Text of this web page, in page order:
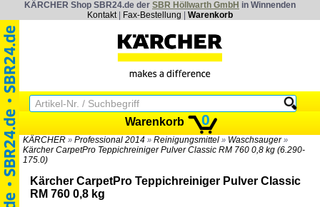
KÄRCHER Shop SBR24.de der SBR Höllwarth GmbH in Winnenden
Kontakt| Fax-Bestellung Warenkorb
Warenkorb 0
KÄRCHER » Professional 2014 » Reinigungsmittel » Waschsauger»
Kärcher CarpetPro Teppichreiniger Pulver Classic RM 760 0,8 kg (6.290-
175.0)
Kärcher CarpetPro Teppichreiniger Pulver Classic
RM 760 0,8 kg